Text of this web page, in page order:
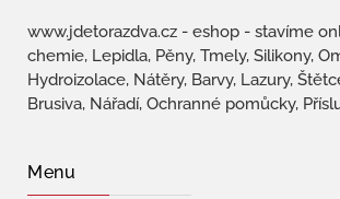
www.jdetorazdva.cz - eshop - stavíme
chemie, Lepidla, Pěny, Tmely, Silikony,
Hydroizolace, Nátěry, Barvy, Lazury,
Brusiva, Nářadí, Ochranné pomůcky,
Menu